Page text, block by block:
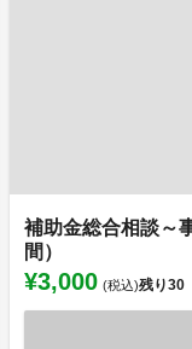
補助金総合相談～
間）
¥3,000 (税込)残り30